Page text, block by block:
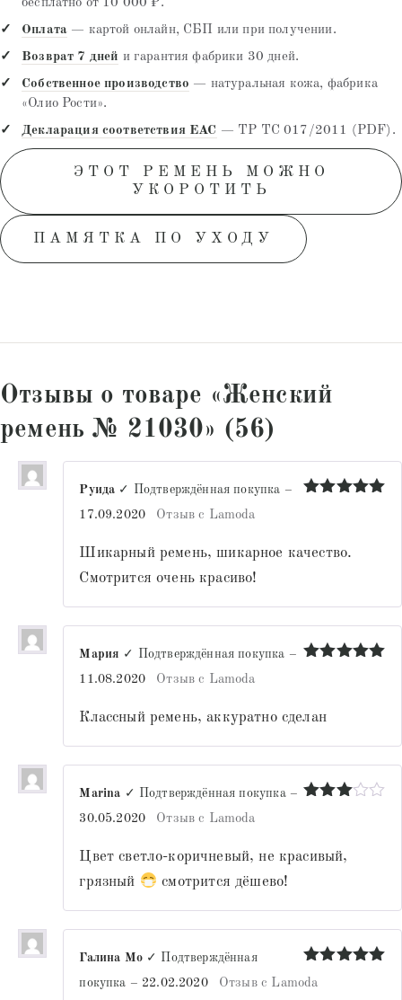
бесплатно от 10 000 ₽.
Оплата — картой онлайн, СБП или при получении.
Возврат 7 дней и гарантия фабрики 30 дней.
Собственное производство — натуральная кожа, фабрика
«Олио Рости».
Декларация соответствия EAC — ТР ТС 017/2011 (PDF).
ЭТОТ РЕМЕНЬ МОЖНО
УКОРОТИТЬ
ПАМЯТКА ПО УХОДУ
Отзывы о товаре «Женский
ремень № 21030» (56)
Руида ✓ Подтверждённая покупка –
17.09.2020
Отзыв с Lamoda
Шикарный ремень, шикарное качество.
Смотрится очень красиво!
Мария ✓ Подтверждённая покупка –
11.08.2020
Отзыв с Lamoda
Классный ремень, аккуратно сделан
Marina ✓ Подтверждённая покупка –
30.05.2020
Отзыв с Lamoda
Цвет светло-коричневый, не красивый,
грязный
смотрится дёшево!
Оценка
из 5
Галина Мо ✓ Подтверждённая
покупка – 22.02.2020 Отзыв с Lamoda